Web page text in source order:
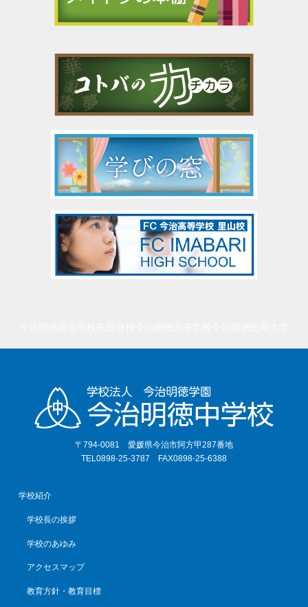
〒794-0081 愛媛県今治市阿方甲287番地
TEL0898-25-3787 FAX0898-25-6388
学校紹介
学校長の挨拶
学校のあゆみ
アクセスマップ
教育方針・教育目標